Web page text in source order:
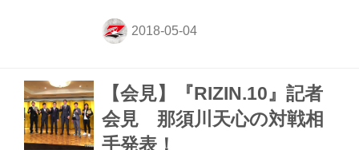
いると思うので、試合がとても楽しみで
す。 ——前回の試合を振り返ってどうです
を上げてきた時点で堀口選手にやられてし
まったということと、ずっとリングが滑っ
ていて、自分の試合を見せることができな
かったのが残念。堀口選手はとても優れた
【会見】『RIZIN.10』記者
会見 那須川天心の対戦相
手発表！